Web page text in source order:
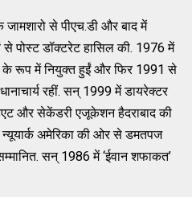
जामशारो से पीएच.डी और बाद में
पोस्ट डॉक्टरेट हासिल की. 1976 में
के रूप में नियुक्त हुईं और फिर 1991 से
रहीं. सन् 1999 में डायरेक्टर
और सेकेंडरी एजूकेशन हैदराबाद की
अमेरिका की ओर से डमतपज
सन् 1986 में ‘ईवान शफाकत’